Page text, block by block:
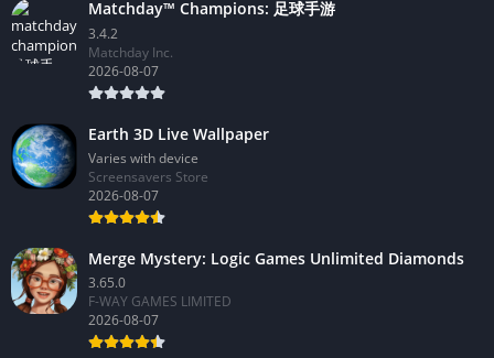
Matchday™ Champions: 足球手游
3.4.2
Matchday Inc.
2026-08-07
Earth 3D Live Wallpaper
Varies with device
Screensavers Store
2026-08-07
Merge Mystery: Logic Games Unlimited Diamonds
3.65.0
F-WAY GAMES LIMITED
2026-08-07